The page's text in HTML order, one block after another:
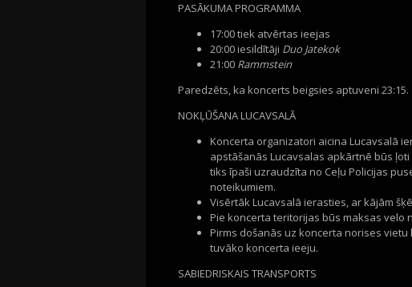
PASĀKUMA PROGRAMMA
17:00 tiek atvērtas ieejas
20:00 iesildītāji Duo Jatekok
21:00 Rammstein
Paredzēts, ka koncerts beigsies aptuveni 23:15.
NOKĻŪŠANA LUCAVSALĀ
Koncerta organizatori aicina Lucavsalā
apstāšanās Lucavsalas apkārtnē būs
tiks īpaši uzraudzīta no Ceļu Policijas
noteikumiem.
Visērtāk Lucavsalā ierasties, ar kājām
Pie koncerta teritorijas būs maksas velo
Pirms došanās uz koncerta norises
tuvāko koncerta ieeju.
SABIEDRISKAIS TRANSPORTS